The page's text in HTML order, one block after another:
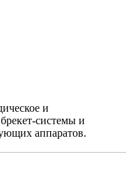
и
системы и
аппаратов.